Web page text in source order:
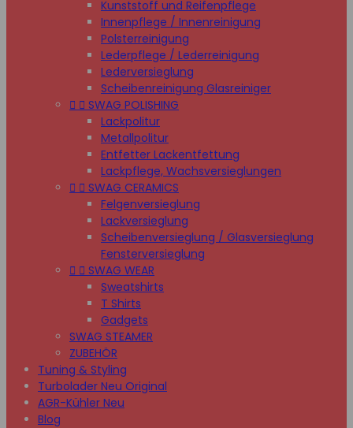
Kunststoff und Reifenpflege
Innenpflege / Innenreinigung
Polsterreinigung
Lederpflege / Lederreinigung
Lederversieglung
Scheibenreinigung Glasreiniger
  SWAG POLISHING
Lackpolitur
Metallpolitur
Entfetter Lackentfettung
Lackpflege, Wachsversieglungen
  SWAG CERAMICS
Felgenversieglung
Lackversieglung
Scheibenversieglung / Glasversieglung
Fensterversieglung
  SWAG WEAR
Sweatshirts
T Shirts
Gadgets
SWAG STEAMER
ZUBEHÖR
Tuning & Styling
Turbolader Neu Original
AGR-Kühler Neu
Blog